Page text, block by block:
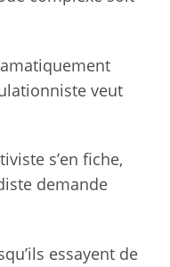
veut
s’en fiche,
demande
essayent de